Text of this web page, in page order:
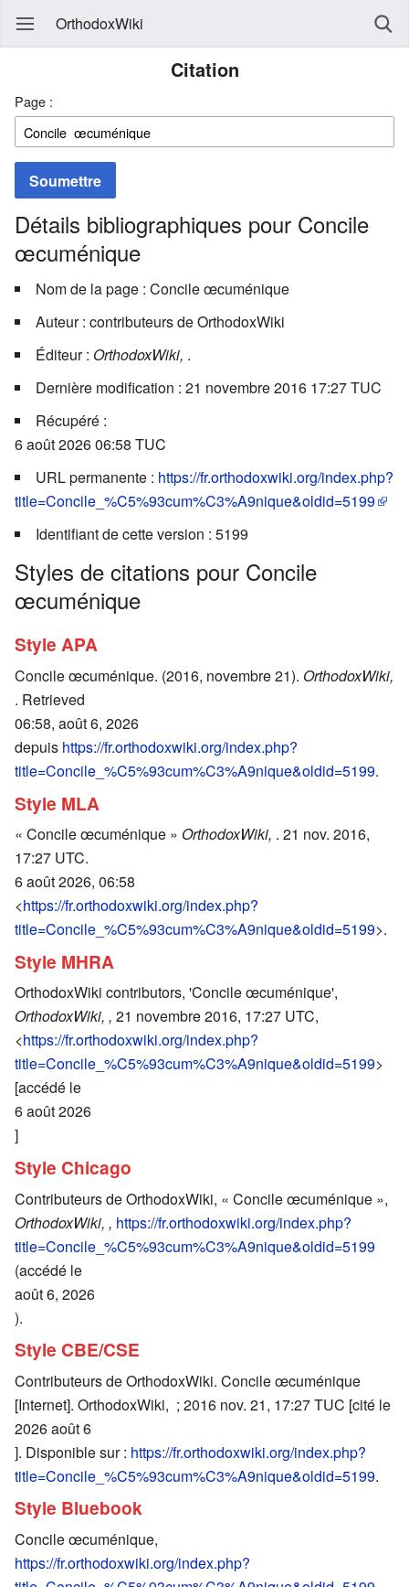
OrthodoxWiki
Citation
Page :
Soumettre
Détails bibliographiques pour Concile
œcuménique
Nom de la page : Concile œcuménique
Auteur : contributeurs de OrthodoxWiki
Éditeur : OrthodoxWiki, .
Dernière modification : 21 novembre 2016 17:27 TUC
Récupéré :
6 août 2026 06:58 TUC
URL permanente : https://fr.orthodoxwiki.org/index.php?
title=Concile_%C5%93cum%C3%A9nique&oldid=5199
Identifiant de cette version : 5199
Styles de citations pour Concile
œcuménique
Style APA
Concile œcuménique. (2016, novembre 21). OrthodoxWiki,
. Retrieved
06:58, août 6, 2026
depuis https://fr.orthodoxwiki.org/index.php?
title=Concile_%C5%93cum%C3%A9nique&oldid=5199.
Style MLA
« Concile œcuménique » OrthodoxWiki, . 21 nov. 2016,
17:27 UTC.
6 août 2026, 06:58
<https://fr.orthodoxwiki.org/index.php?
title=Concile_%C5%93cum%C3%A9nique&oldid=5199>.
Style MHRA
OrthodoxWiki contributors, 'Concile œcuménique',
OrthodoxWiki, , 21 novembre 2016, 17:27 UTC,
<https://fr.orthodoxwiki.org/index.php?
title=Concile_%C5%93cum%C3%A9nique&oldid=5199>
[accédé le
6 août 2026
]
Style Chicago
Contributeurs de OrthodoxWiki, « Concile œcuménique »,
OrthodoxWiki, , https://fr.orthodoxwiki.org/index.php?
title=Concile_%C5%93cum%C3%A9nique&oldid=5199
(accédé le
août 6, 2026
).
Style CBE/CSE
Contributeurs de OrthodoxWiki. Concile œcuménique
[Internet]. OrthodoxWiki, ; 2016 nov. 21, 17:27 TUC [cité le
2026 août 6
]. Disponible sur : https://fr.orthodoxwiki.org/index.php?
title=Concile_%C5%93cum%C3%A9nique&oldid=5199.
Style Bluebook
Concile œcuménique,
https://fr.orthodoxwiki.org/index.php?